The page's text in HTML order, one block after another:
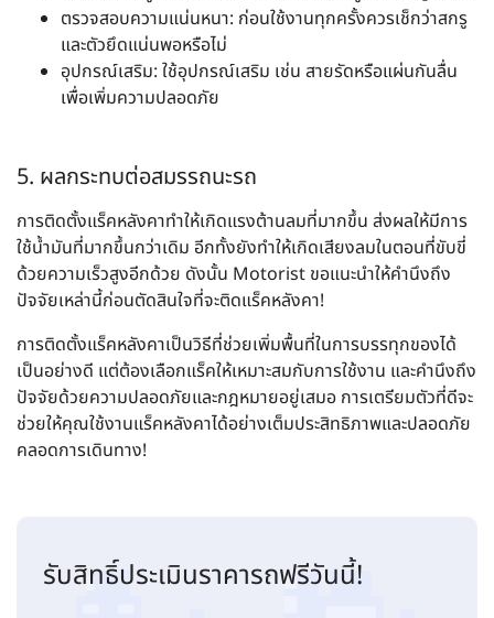
ตรวจสอบความแน่นหนา: ก่อนใช้งานทุกครั้งควรเช็กว่าสกรู
และตัวยึดแน่นพอหรือไม่
อุปกรณ์เสริม: ใช้อุปกรณ์เสริม เช่น สายรัดหรือแผ่นกันลื่น
เพื่อเพิ่มความปลอดภัย
5. ผลกระทบต่อสมรรถนะรถ
การติดตั้งแร็คหลังคาทำให้เกิดแรงต้านลมที่มากขึ้น ส่งผลให้มีการ
ใช้น้ำมันที่มากขึ้นกว่าเดิม อีกทั้งยังทำให้เกิดเสียงลมในตอนที่ขับขี่
ด้วยความเร็วสูงอีกด้วย ดังนั้น Motorist ขอแนะนำให้คำนึงถึง
ปัจจัยเหล่านี้ก่อนตัดสินใจที่จะติดแร็คหลังคา!
การติดตั้งแร็คหลังคาเป็นวิธีที่ช่วยเพิ่มพื้นที่ในการบรรทุกของได้
เป็นอย่างดี แต่ต้องเลือกแร็คให้เหมาะสมกับการใช้งาน และคำนึงถึง
ปัจจัยด้วยความปลอดภัยและกฎหมายอยู่เสมอ การเตรียมตัวที่ดีจะ
ช่วยให้คุณใช้งานแร็คหลังคาได้อย่างเต็มประสิทธิภาพและปลอดภัย
คลอดการเดินทาง!
รับสิทธิ์ประเมินราคารถฟรีวันนี้!